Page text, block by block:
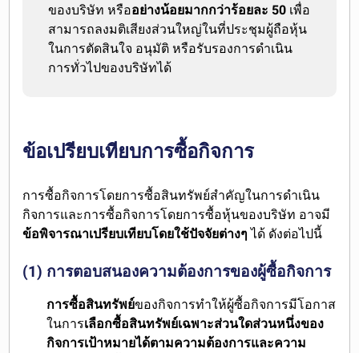
ของบริษัท หรืออย่างน้อยมากกว่าร้อยละ 50 เพื่อ
สามารถลงมติเสียงส่วนใหญ่ในที่ประชุมผู้ถือหุ้น
ในการตัดสินใจ อนุมัติ หรือรับรองการดำเนิน
การทั่วไปของบริษัทได้
ข้อเปรียบเทียบการซื้อกิจการ
การซื้อกิจการโดยการซื้อสินทรัพย์สำคัญในการดำเนิน
กิจการและการซื้อกิจการโดยการซื้อหุ้นของบริษัท อาจมี
ข้อพิจารณาเปรียบเทียบโดยใช้ปัจจัยต่างๆ ได้ ดังต่อไปนี้
(1) การตอบสนองความต้องการของผู้ซื้อกิจการ
การซื้อสินทรัพย์ของกิจการทำให้ผู้ซื้อกิจการมีโอกาส
ในการเลือกซื้อสินทรัพย์เฉพาะส่วนใดส่วนหนึ่งของ
กิจการเป้าหมายได้ตามความต้องการและความ